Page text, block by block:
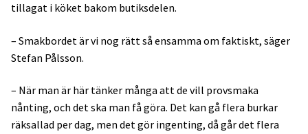
tillagat i köket bakom butiksdelen.
– Smakbordet är vi nog rätt så ensamma om faktiskt, säger
Stefan Pålsson.
– När man är här tänker många att de vill provsmaka
nånting, och det ska man få göra. Det kan gå flera burkar
räksallad per dag, men det gör ingenting, då går det flera